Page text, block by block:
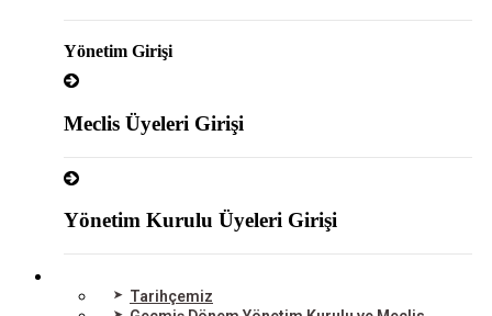
Yönetim Girişi
Meclis Üyeleri Girişi
Yönetim Kurulu Üyeleri Girişi
Tarihçemiz